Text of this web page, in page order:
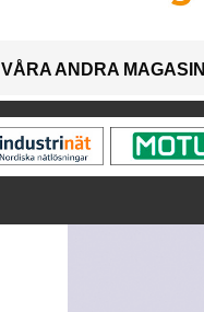
VÅRA ANDRA MAGASIN